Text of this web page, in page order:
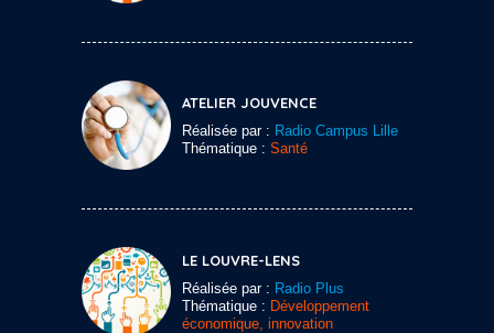
ATELIER JOUVENCE
Réalisée par : Radio Campus Lille
Thématique : Santé
LE LOUVRE-LENS
Réalisée par : Radio Plus
Thématique : Développement
économique, innovation